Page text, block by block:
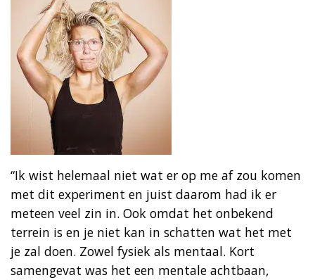
“Ik wist helemaal niet wat er op me af zou komen
met dit experiment en juist daarom had ik er
meteen veel zin in. Ook omdat het onbekend
terrein is en je niet kan in schatten wat het met
je zal doen. Zowel fysiek als mentaal. Kort
samengevat was het een mentale achtbaan,